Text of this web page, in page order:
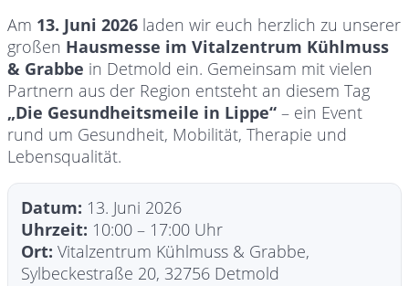
Am 13. Juni 2026 laden wir euch herzlich zu unserer
großen Hausmesse im Vitalzentrum Kühlmuss
& Grabbe in Detmold ein. Gemeinsam mit vielen
Partnern aus der Region entsteht an diesem Tag
„Die Gesundheitsmeile in Lippe“ – ein Event
rund um Gesundheit, Mobilität, Therapie und
Lebensqualität.
Datum: 13. Juni 2026
Uhrzeit: 10:00 – 17:00 Uhr
Ort: Vitalzentrum Kühlmuss & Grabbe,
Sylbeckestraße 20, 32756 Detmold